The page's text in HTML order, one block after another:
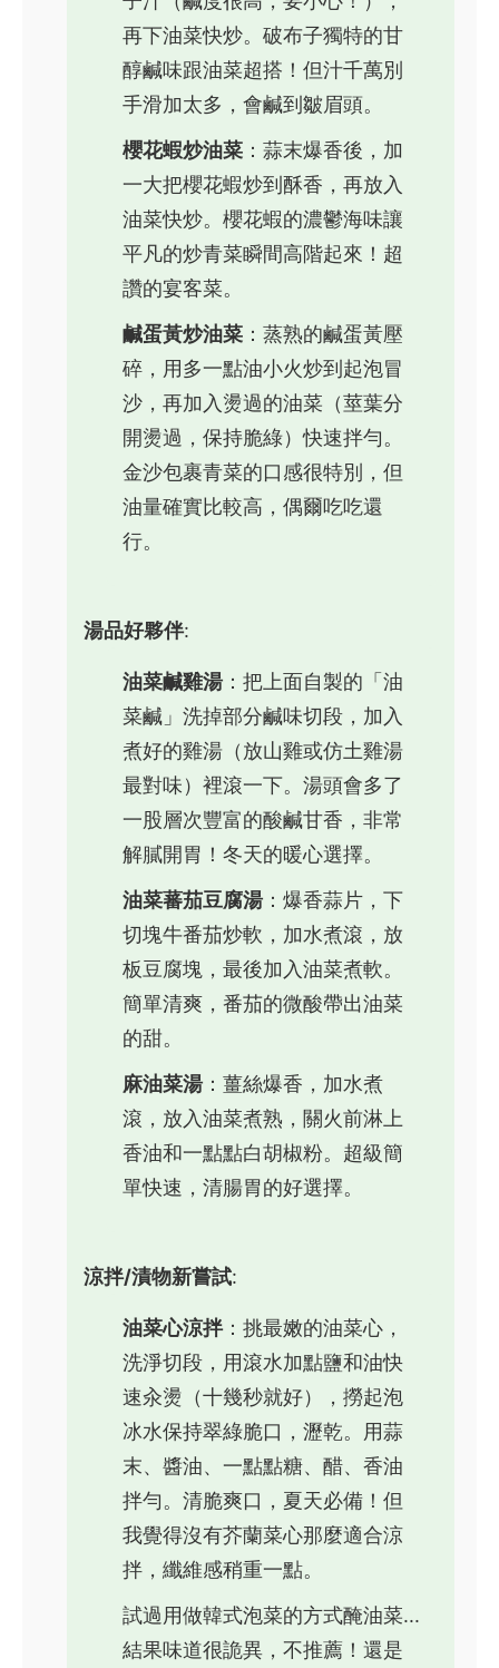
再下油菜快炒。破布子獨特的甘
醇鹹味跟油菜超搭！但汁千萬別
手滑加太多，會鹹到皺眉頭。
櫻花蝦炒油菜 ：蒜末爆香後，加
一大把櫻花蝦炒到酥香，再放入
油菜快炒。櫻花蝦的濃鬱海味讓
平凡的炒青菜瞬間高階起來！超
讚的宴客菜。
鹹蛋黃炒油菜 ：蒸熟的鹹蛋黃壓
碎，用多一點油小火炒到起泡冒
沙，再加入燙過的油菜（莖葉分
開燙過，保持脆綠）快速拌勻。
金沙包裹青菜的口感很特別，但
油量確實比較高，偶爾吃吃還
行。
湯品好夥伴:
油菜鹹雞湯 ：把上面自製的「油
菜鹹」洗掉部分鹹味切段，加入
煮好的雞湯（放山雞或仿土雞湯
最對味）裡滾一下。湯頭會多了
一股層次豐富的酸鹹甘香，非常
解膩開胃！冬天的暖心選擇。
油菜蕃茄豆腐湯 ：爆香蒜片，下
切塊牛番茄炒軟，加水煮滾，放
板豆腐塊，最後加入油菜煮軟。
簡單清爽，番茄的微酸帶出油菜
的甜。
麻油菜湯 ：薑絲爆香，加水煮
滾，放入油菜煮熟，關火前淋上
香油和一點點白胡椒粉。超級簡
單快速，清腸胃的好選擇。
涼拌/漬物新嘗試:
油菜心涼拌：挑最嫩的油菜心，
洗淨切段，用滾水加點鹽和油快
速汆燙（十幾秒就好），撈起泡
冰水保持翠綠脆口，瀝乾。用蒜
末、醬油、一點點糖、醋、香油
拌勻。清脆爽口，夏天必備！但
我覺得沒有芥蘭菜心那麼適合涼
拌，纖維感稍重一點。
試過用做韓式泡菜的方式醃油菜...
結果味道很詭異，不推薦！還是